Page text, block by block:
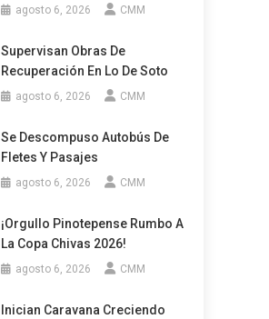
agosto 6, 2026 CMM
Supervisan Obras De
Recuperación En Lo De Soto
agosto 6, 2026 CMM
Se Descompuso Autobús De
Fletes Y Pasajes
agosto 6, 2026 CMM
¡Orgullo Pinotepense Rumbo A
La Copa Chivas 2026!
agosto 6, 2026 CMM
Inician Caravana Creciendo